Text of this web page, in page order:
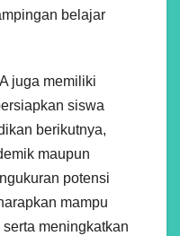
belajar
juga memiliki
siswa
berikutnya,
maupun
potensi
mampu
meningkatkan